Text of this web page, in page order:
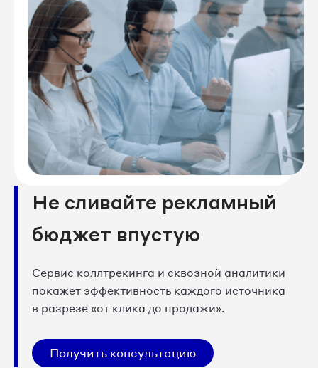
Не сливайте рекламный
бюджет впустую
Сервис коллтрекинга и сквозной аналитики
покажет эффективность каждого источника
в разрезе «от клика до продажи».
Получить консультацию